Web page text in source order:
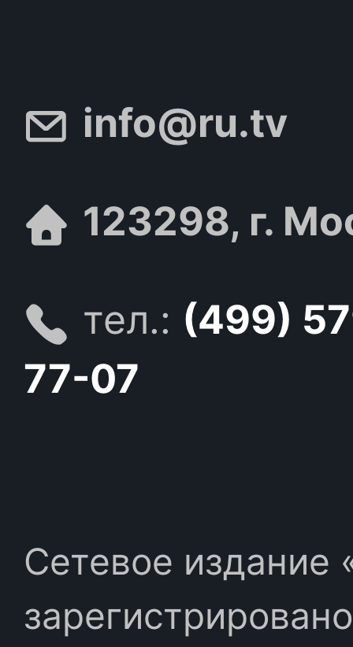
info@ru.tv
123298, г.
тел.: (499)
77-07
Сетевое издание